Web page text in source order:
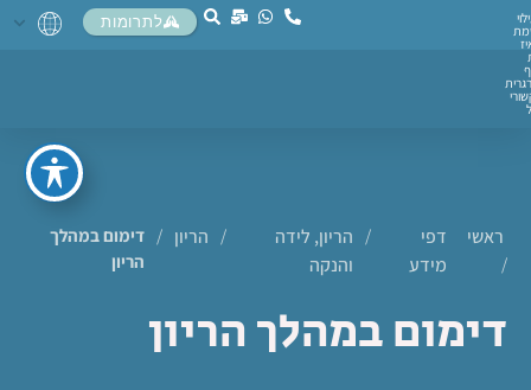
לתרומות
ראשי
/
דפי
מידע
/
הריון, לידה
והנקה
/ הריון / דימום במהלך
הריון
דימום במהלך הריון